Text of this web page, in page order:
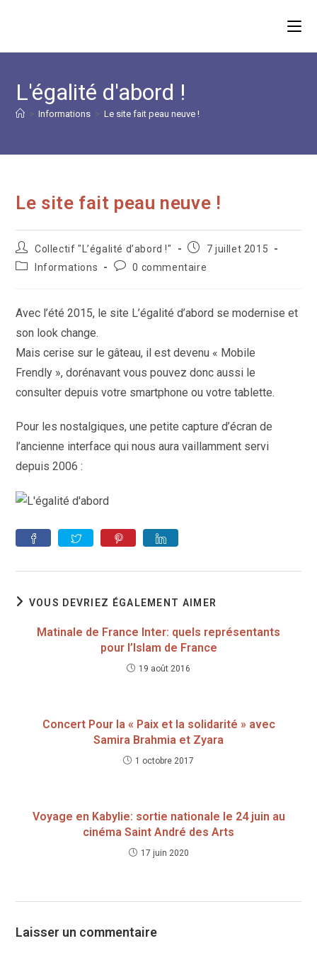
L'égalité d'abord !
> Informations > Le site fait peau neuve !
Le site fait peau neuve !
Auteur/autrice
de
la
Collectif "L’égalité d’abord !"
Publication
7 juillet 2015
PostInformations
Commentaires
0 commentaire
Avec l’été 2015, le site L’égalité d’abord se modernise et
son look change.
Mais cerise sur le gâteau, il est devenu « Mobile
Frendly », dorénavant vous pouvez donc aussi le
consulter depuis votre smartphone ou votre tablette.
Pour les nostalgiques, une petite capture d’écran de
l’ancienne interface qui nous aura vaillamment servi
depuis 2006 :
VOUS DEVRIEZ ÉGALEMENT AIMER
Matinale de France Inter: quels représentants
pour l’Islam de France
19 août 2016
Concert Pour la « Paix et la solidarité » avec
Samira Brahmia et Zyara
1 octobre 2017
Voyage en Kabylie: sortie nationale le 24 juin au
cinéma Saint André des Arts
17 juin 2020
Laisser un commentaire